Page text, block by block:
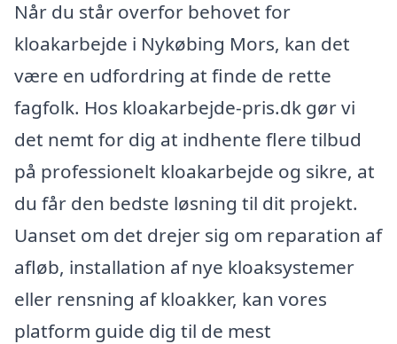
Når du står overfor behovet for
kloakarbejde i Nykøbing Mors, kan det
være en udfordring at finde de rette
fagfolk. Hos kloakarbejde-pris.dk gør vi
det nemt for dig at indhente flere tilbud
på professionelt kloakarbejde og sikre, at
du får den bedste løsning til dit projekt.
Uanset om det drejer sig om reparation af
afløb, installation af nye kloaksystemer
eller rensning af kloakker, kan vores
platform guide dig til de mest